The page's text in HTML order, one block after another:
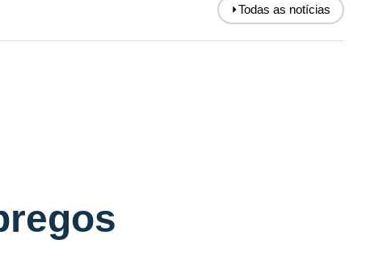
⏵Todas as notícias